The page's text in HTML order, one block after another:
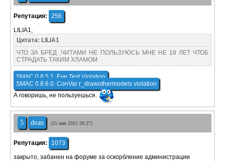
Репутация:
256
LILIA1,
Цитата: LILIA1
ЧТО ЗА БРЕД ,ЧИТАМИ НЕ ПОЛЬЗУЮСЬ МНЕ НЕ 18 ЛЕТ ЧТОБ
СТРАДАТЬ ТАКИМ ХЛАМОМ
SMAC 0.8.5.1: Eye Test Violation
SMAC 0.8.6.0: ConVar r_drawothermodels violation
А говоришь, не пользуешься.
5 dean (25 мая 2015 20:27)
Репутация:
1073
закрыто, забанен на форуме за оскорбление администрации